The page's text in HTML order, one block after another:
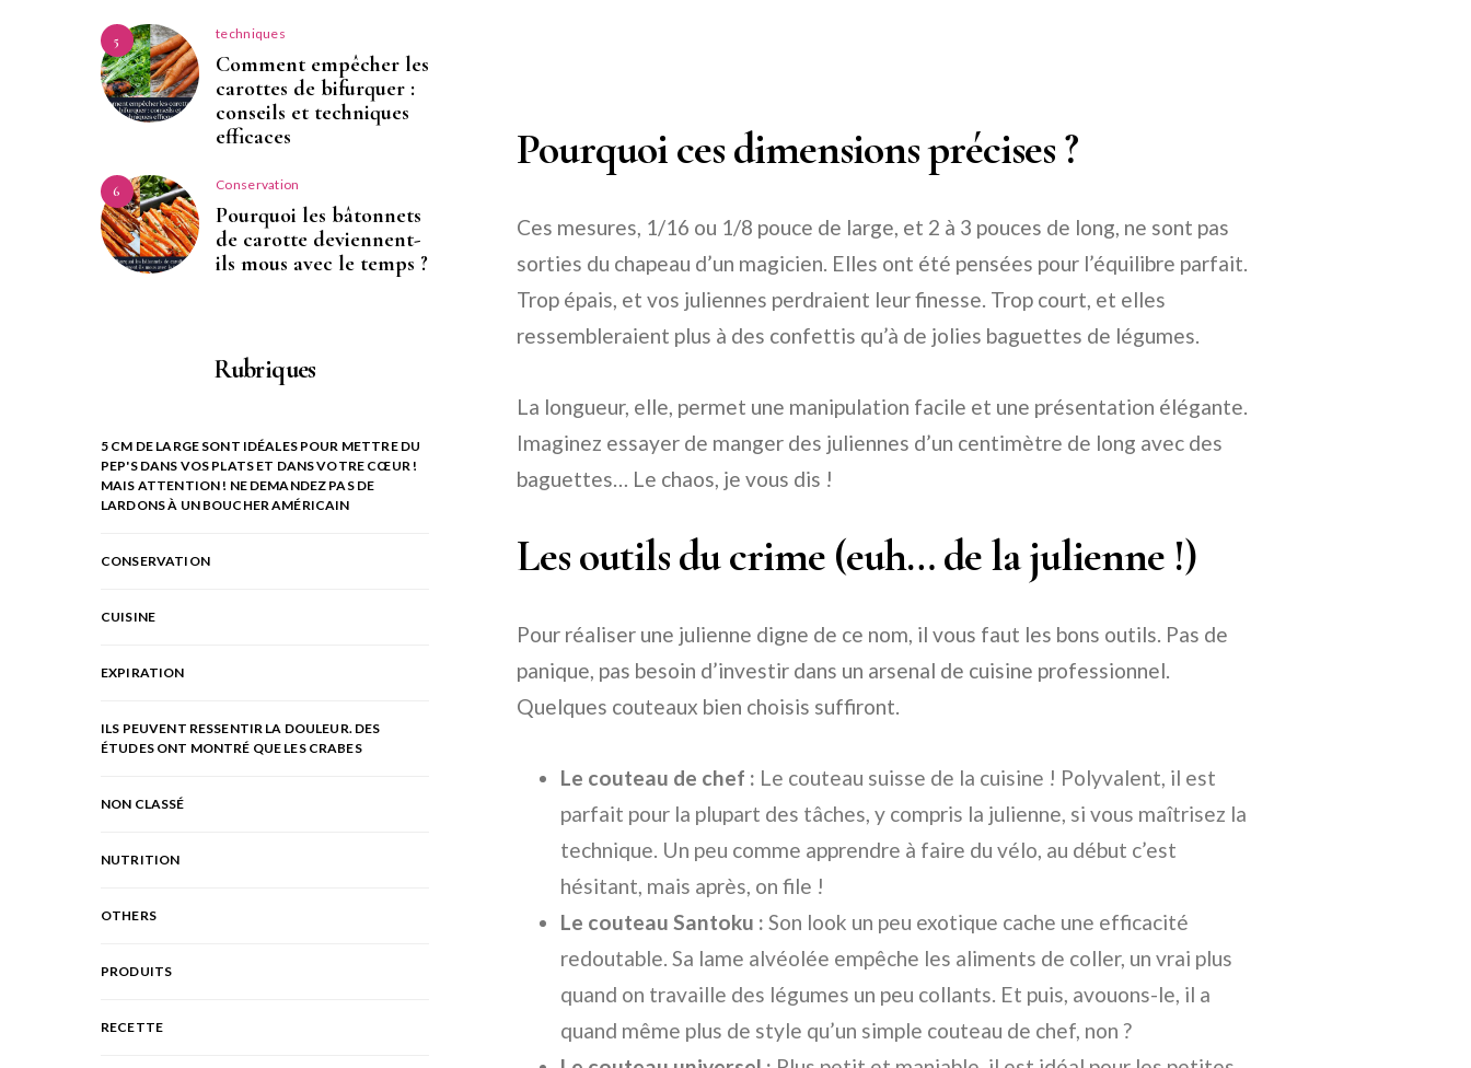
Pourquoi ces dimensions précises ?
Ces mesures, 1/16 ou 1/8 pouce de large, et 2 à 3 pouces de long, ne sont pas
sorties du chapeau d’un magicien. Elles ont été pensées pour l’équilibre parfait.
Trop épais, et vos juliennes perdraient leur finesse. Trop court, et elles
ressembleraient plus à des confettis qu’à de jolies baguettes de légumes.
La longueur, elle, permet une manipulation facile et une présentation élégante.
Imaginez essayer de manger des juliennes d’un centimètre de long avec des
baguettes… Le chaos, je vous dis !
Les outils du crime (euh… de la julienne !)
Pour réaliser une julienne digne de ce nom, il vous faut les bons outils. Pas de
panique, pas besoin d’investir dans un arsenal de cuisine professionnel.
Quelques couteaux bien choisis suffiront.
Le couteau de chef : Le couteau suisse de la cuisine ! Polyvalent, il est
parfait pour la plupart des tâches, y compris la julienne, si vous maîtrisez la
technique. Un peu comme apprendre à faire du vélo, au début c’est
hésitant, mais après, on file !
Le couteau Santoku : Son look un peu exotique cache une efficacité
redoutable. Sa lame alvéolée empêche les aliments de coller, un vrai plus
quand on travaille des légumes un peu collants. Et puis, avouons-le, il a
quand même plus de style qu’un simple couteau de chef, non ?
5 techniques
Comment empêcher les
carottes de bifurquer :
conseils et techniques
efficaces
6 Conservation
Pourquoi les bâtonnets
de carotte deviennent-
ils mous avec le temps ?
Rubriques
5 CM DE LARGE SONT IDÉALES POUR METTRE DU
PEP'S DANS VOS PLATS ET DANS VOTRE CŒUR !
MAIS ATTENTION ! NE DEMANDEZ PAS DE
LARDONS À UN BOUCHER AMÉRICAIN
CONSERVATION
CUISINE
EXPIRATION
ILS PEUVENT RESSENTIR LA DOULEUR. DES
ÉTUDES ONT MONTRÉ QUE LES CRABES
NON CLASSÉ
NUTRITION
OTHERS
PRODUITS
RECETTE